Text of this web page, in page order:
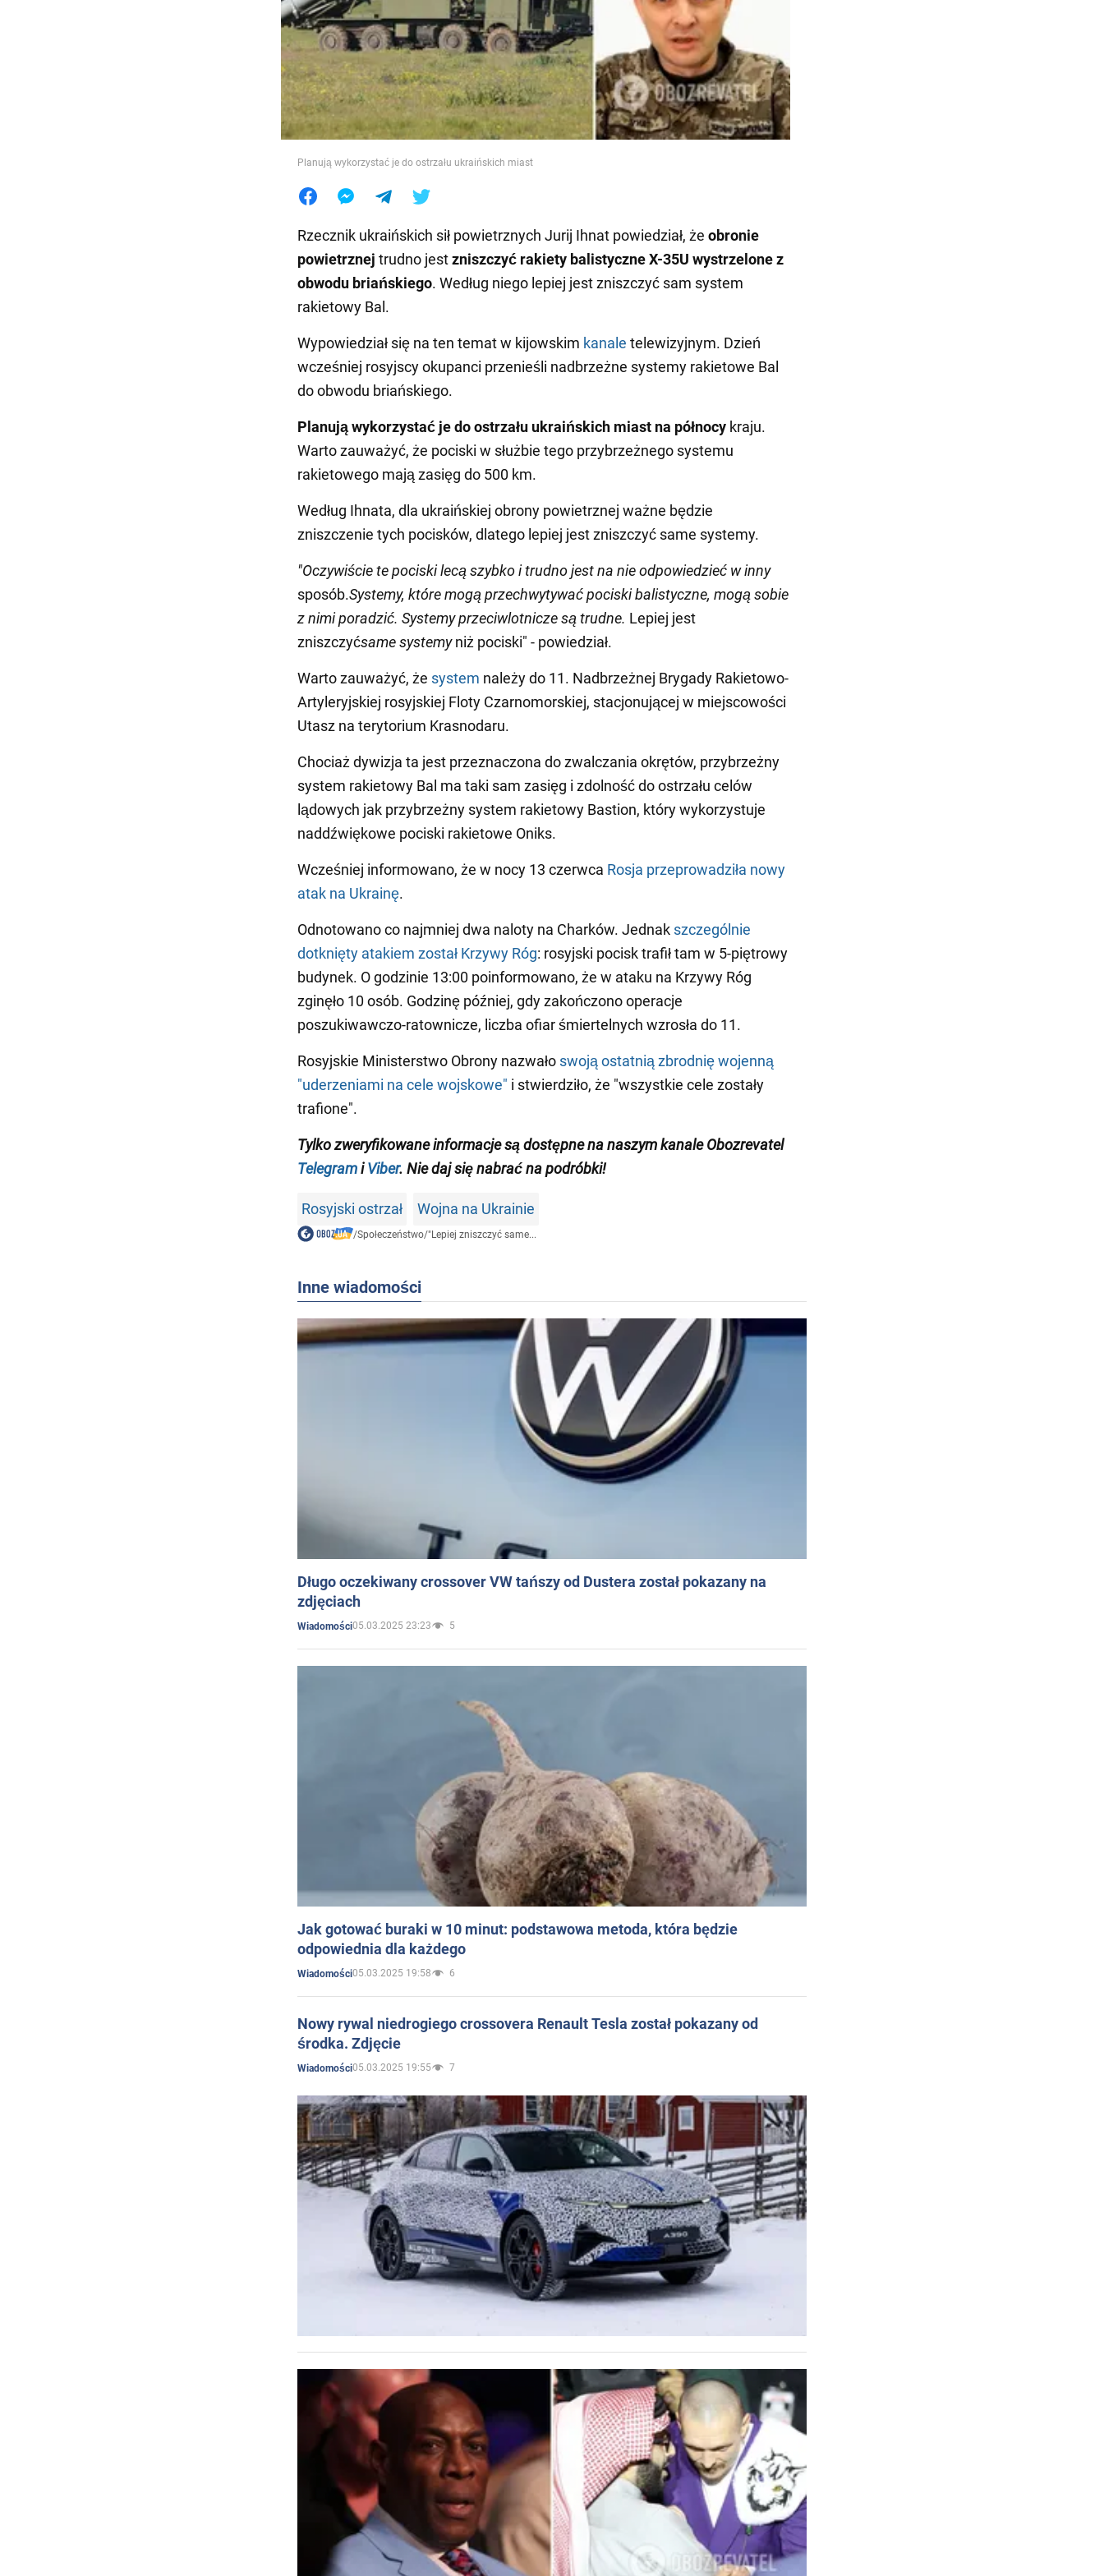
Jedzenie
Planują wykorzystać je do ostrzału ukraińskich miast
Rzecznik ukraińskich sił powietrznych Jurij Ihnat powiedział, że obronie
powietrznej trudno jestzniszczyć rakiety balistyczne X-35U wystrzelone z
obwodu briańskiego. Według niego lepiej jest zniszczyć sam system
rakietowy Bal.
Wypowiedział się na ten temat w kijowskim kanale telewizyjnym. Dzień
wcześniej rosyjscy okupanci przenieśli nadbrzeżne systemy rakietowe Bal
do obwodu briańskiego.
Planują wykorzystać je do ostrzału ukraińskich miast na północy kraju.
Warto zauważyć, że pociski w służbie tego przybrzeżnego systemu
rakietowego mają zasięg do 500 km.
Według Ihnata, dla ukraińskiej obrony powietrznej ważne będzie
zniszczenie tych pocisków, dlatego lepiej jest zniszczyć same systemy.
"Oczywiście te pociski lecą szybko i trudno jest na nie odpowiedzieć w inny
sposób.Systemy, które mogą przechwytywać pociski balistyczne, mogą sobie
z nimi poradzić. Systemy przeciwlotnicze są trudne. Lepiej jest
zniszczyćsame systemyniż pociski" - powiedział.
Warto zauważyć, że system należy do 11. Nadbrzeżnej Brygady Rakietowo-
Artyleryjskiej rosyjskiej Floty Czarnomorskiej, stacjonującej w miejscowości
Utasz na terytorium Krasnodaru.
Chociaż dywizja ta jest przeznaczona do zwalczania okrętów, przybrzeżny
system rakietowy Bal ma taki sam zasięg i zdolność do ostrzału celów
lądowych jak przybrzeżny system rakietowy Bastion, który wykorzystuje
naddźwiękowe pociski rakietowe Oniks.
Wcześniej informowano, że w nocy 13 czerwca Rosja przeprowadziła nowy
atak na Ukrainę.
Odnotowano co najmniej dwa naloty na Charków. Jednak szczególnie
dotknięty atakiem został Krzywy Róg: rosyjski pocisk trafił tam w 5-piętrowy
budynek. O godzinie 13:00 poinformowano, że w ataku na Krzywy Róg
zginęło 10 osób. Godzinę później, gdy zakończono operacje
poszukiwawczo-ratownicze, liczba ofiar śmiertelnych wzrosła do 11.
Rosyjskie Ministerstwo Obrony nazwało swoją ostatnią zbrodnię wojenną
"uderzeniami na cele wojskowe" i stwierdziło, że "wszystkie cele zostały
trafione".
Tylko zweryfikowane informacje są dostępne na naszym kanale Obozrevatel
TelegramiViber. Nie daj się nabrać na podróbki!
Rosyjski ostrzał Wojna na Ukrainie
/Społeczeństwo/"Lepiej zniszczyć same...
Inne wiadomości
Długo oczekiwany crossover VW tańszy od Dustera został pokazany na
zdjęciach
Wiadomości05.03.2025 23:23 5
Jak gotować buraki w 10 minut: podstawowa metoda, która będzie
odpowiednia dla każdego
Wiadomości05.03.2025 19:58 6
Nowy rywal niedrogiego crossovera Renault Tesla został pokazany od
środka. Zdjęcie
Wiadomości05.03.2025 19:55 7